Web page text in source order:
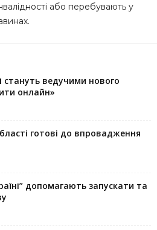
або перебувають у
стануть ведучими нового
онлайн»
готові до впровадження
допомагають запускaти та